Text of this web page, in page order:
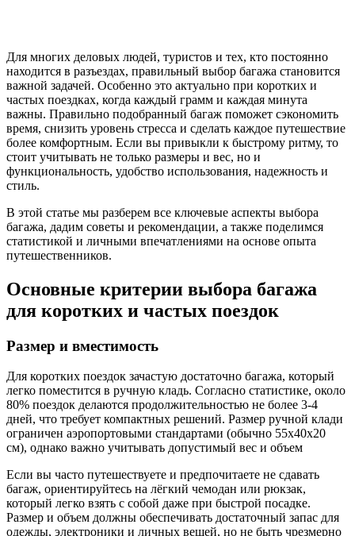
Для многих деловых людей, туристов и тех, кто постоянно
находится в разъездах, правильный выбор багажа становится
важной задачей. Особенно это актуально при коротких и
частых поездках, когда каждый грамм и каждая минута
важны. Правильно подобранный багаж поможет сэкономить
время, снизить уровень стресса и сделать каждое путешествие
более комфортным. Если вы привыкли к быстрому ритму, то
стоит учитывать не только размеры и вес, но и
функциональность, удобство использования, надежность и
стиль.
В этой статье мы разберем все ключевые аспекты выбора
багажа, дадим советы и рекомендации, а также поделимся
статистикой и личными впечатлениями на основе опыта
путешественников.
Основные критерии выбора багажа
для коротких и частых поездок
Размер и вместимость
Для коротких поездок зачастую достаточно багажа, который
легко поместится в ручную кладь. Согласно статистике, около
80% поездок делаются продолжительностью не более 3-4
дней, что требует компактных решений. Размер ручной клади
ограничен аэропортовыми стандартами (обычно 55x40x20
см), однако важно учитывать допустимый вес и объем
Если вы часто путешествуете и предпочитаете не сдавать
багаж, ориентируйтесь на лёгкий чемодан или рюкзак,
который легко взять с собой даже при быстрой посадке.
Размер и объем должны обеспечивать достаточный запас для
одежды, электроники и личных вещей, но не быть чрезмерно